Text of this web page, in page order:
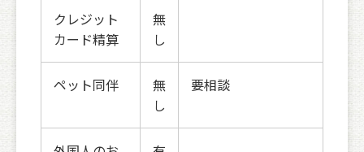
クレジット
カード精算
無
し
ペット同伴
無
し
要相談